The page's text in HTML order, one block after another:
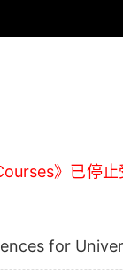
》已停
for